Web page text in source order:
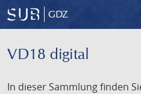
GDZ
VD18 digital
In dieser Sammlung finden